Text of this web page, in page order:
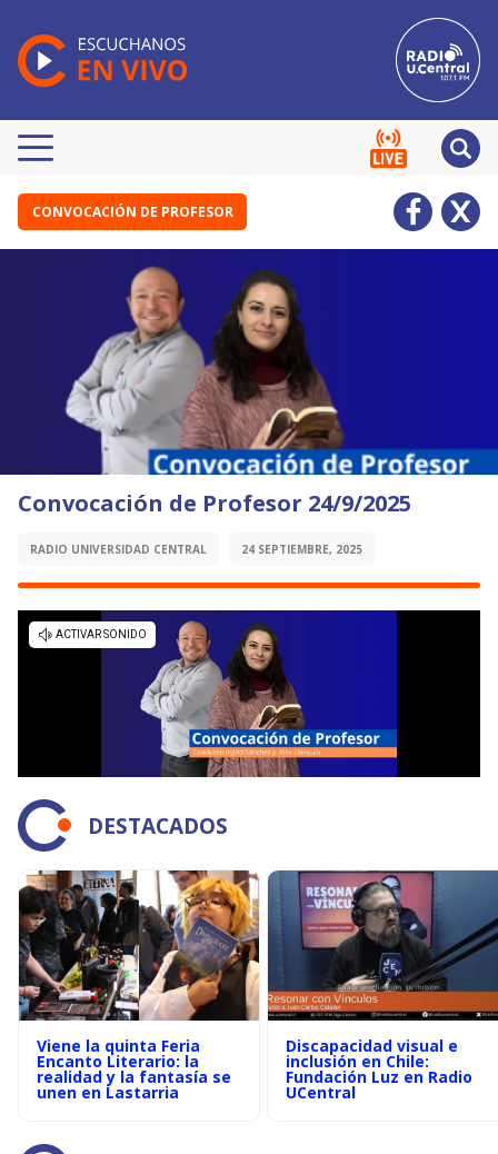
CONVOCACIÓN DE PROFESOR
Convocación de Profesor 24/9/2025
RADIO UNIVERSIDAD CENTRAL 24 SEPTIEMBRE, 2025
DESTACADOS
Viene la quinta Feria
Encanto Literario: la
realidad y la fantasía se
unen en Lastarria
Discapacidad visual e
inclusión en Chile:
Fundación Luz en Radio
UCentral